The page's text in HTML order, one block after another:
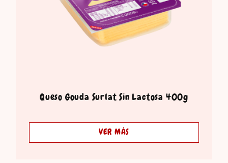
Queso Gouda Surlat Sin Lactosa 400g
VER MÁS